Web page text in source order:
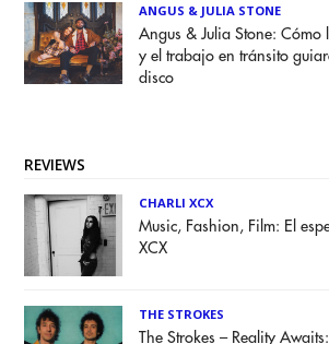
ANGUS & JULIA STONE
Angus & Julia Stone: Cómo
y el trabajo en tránsito
disco
REVIEWS
CHARLI XCX
Music, Fashion, Film: El
XCX
THE STROKES
The Strokes – Reality